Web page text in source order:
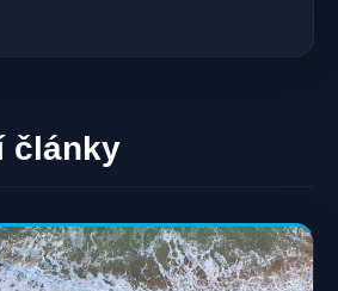
články